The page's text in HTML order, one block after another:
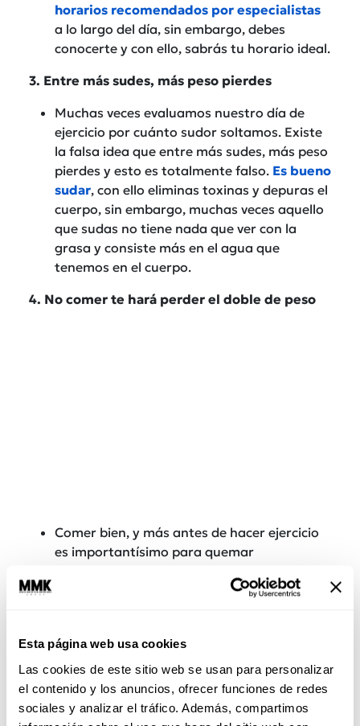
Esta página web usa cookies
Las cookies de este sitio web se usan para personalizar
el contenido y los anuncios, ofrecer funciones de redes
sociales y analizar el tráfico. Además, compartimos
horarios recomendados por especialistas
a lo largo del día, sin embargo, debes
conocerte y con ello, sabrás tu horario ideal.
3. Entre más sudes, más peso pierdes
Muchas veces evaluamos nuestro día de
ejercicio por cuánto sudor soltamos. Existe
la falsa idea que entre más sudes, más peso
pierdes y esto es totalmente falso. Es bueno
sudar, con ello eliminas toxinas y depuras el
cuerpo, sin embargo, muchas veces aquello
que sudas no tiene nada que ver con la
grasa y consiste más en el agua que
tenemos en el cuerpo.
4. No comer te hará perder el doble de peso
Comer bien, y más antes de hacer ejercicio
es importantísimo para quemar
recomendamos comer 30 minutos antes de
semillas como almendra y chía.
Cómo hacer que te guste el ejercicio
5. Mucho tiempo en el gimnasio, equivale a